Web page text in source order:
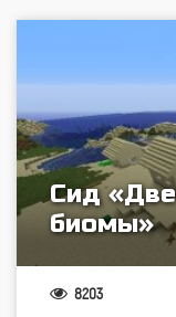
Сид
биомы»
8203